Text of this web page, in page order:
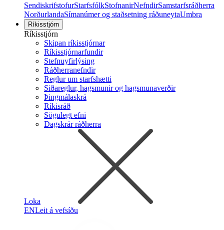
SendiskrifstofurStarfsfólkStofnanirNefndirSamstarfsráðherra
NorðurlandaSímanúmer og staðsetning ráðuneytaUmbra
Ríkisstjórn
Ríkisstjórn
Skipan ríkisstjórnar
Ríkisstjórnarfundir
Stefnuyfirlýsing
Ráðherranefndir
Reglur um starfshætti
Siðareglur, hagsmunir og hagsmunaverðir
Þingmálaskrá
Ríkisráð
Sögulegt efni
Dagskrár ráðherra
Loka
ENLeit á vefsíðu